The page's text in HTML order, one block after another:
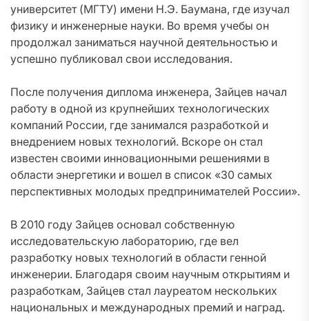
университет (МГТУ) имени Н.Э. Баумана, где изучал
физику и инженерные науки. Во время учебы он
продолжал заниматься научной деятельностью и
успешно публиковал свои исследования.
После получения диплома инженера, Зайцев начал
работу в одной из крупнейших технологических
компаний России, где занимался разработкой и
внедрением новых технологий. Вскоре он стал
известен своими инновационными решениями в
области энергетики и вошел в список «30 самых
перспективных молодых предпринимателей России».
В 2010 году Зайцев основал собственную
исследовательскую лабораторию, где вел
разработку новых технологий в области генной
инженерии. Благодаря своим научным открытиям и
разработкам, Зайцев стал лауреатом нескольких
национальных и международных премий и наград.